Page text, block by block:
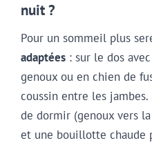
nuit ?
Pour un sommeil plus
adaptées : sur le dos
genoux ou en chien de
coussin entre les
de dormir (genoux vers
et une bouillotte chaude